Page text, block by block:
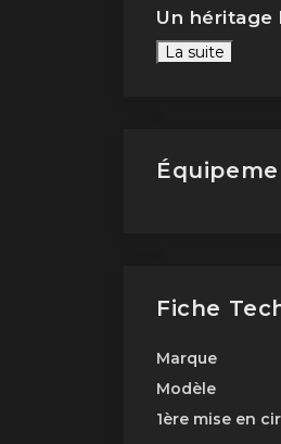
Un
La suite
Fiche
Marque
Modèle
1ère mise en